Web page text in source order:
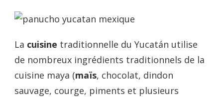
La cuisine traditionnelle du Yucatán utilise
de nombreux ingrédients traditionnels de la
cuisine maya (maïs, chocolat, dindon
sauvage, courge, piments et plusieurs